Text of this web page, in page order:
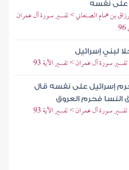
على نفسه
بن همام الصنعاني > تفسير سورة آل عمران
لبني إسرائيل
سورة آل عمران > تفسير الآية 93
إسرائيل على نفسه قال
النسا فحرم العروق
سورة آل عمران > تفسير الآية 93